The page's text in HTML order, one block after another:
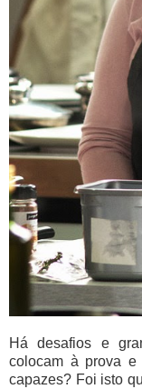
Há desafios e
colocam à prova e
capazes? Foi isto